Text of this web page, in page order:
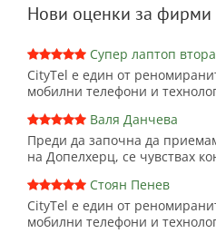
Нови оценки за фирми
Супер лаптоп
CityTel е един от
мобилни телефони и
Валя Данчева
Преди да започна да
на Допелхерц, се чувствах
Стоян Пенев
CityTel е един от
мобилни телефони и